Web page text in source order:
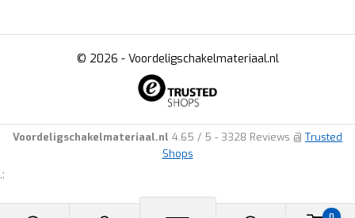
© 2026 - Voordeligschakelmateriaal.nl
Voordeligschakelmateriaal.nl 4.65 / 5 - 3328 Reviews @ Trusted
Shops
.: